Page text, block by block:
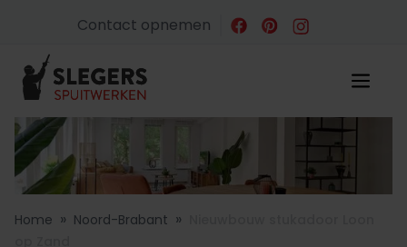
Contact opnemen
Home » Noord-Brabant »